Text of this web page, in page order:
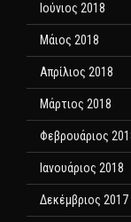
Ιούνιος 2018
Μάιος 2018
Απρίλιος 2018
Μάρτιος 2018
Φεβρουάριος
Ιανουάριος 2018
Δεκέμβριος 2017